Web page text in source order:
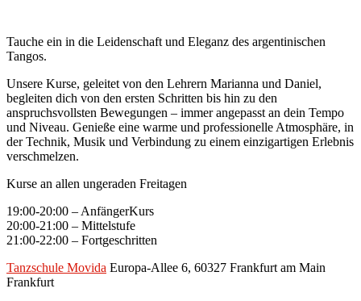
Tauche ein in die Leidenschaft und Eleganz des argentinischen
Tangos.
Unsere Kurse, geleitet von den Lehrern Marianna und Daniel,
begleiten dich von den ersten Schritten bis hin zu den
anspruchsvollsten Bewegungen – immer angepasst an dein Tempo
und Niveau. Genieße eine warme und professionelle Atmosphäre, in
der Technik, Musik und Verbindung zu einem einzigartigen Erlebnis
verschmelzen.
Kurse an allen ungeraden Freitagen
19:00-20:00 – AnfängerKurs
20:00-21:00 – Mittelstufe
21:00-22:00 – Fortgeschritten
Tanzschule Movida Europa-Allee 6, 60327 Frankfurt am Main
Frankfurt